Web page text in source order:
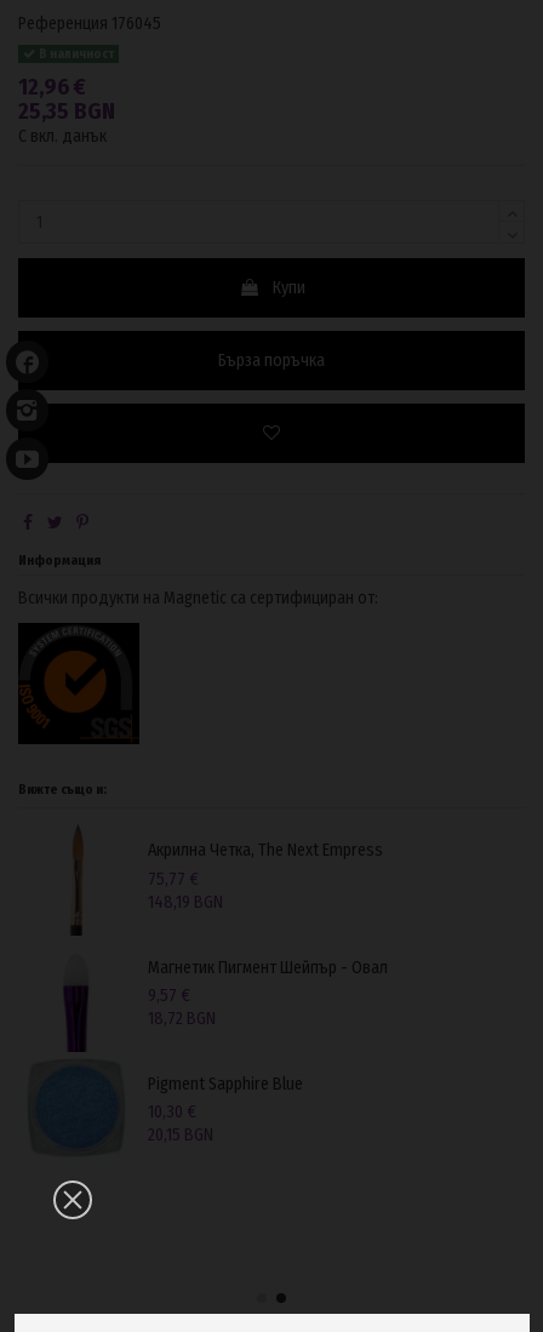
Референция 176045
12,96 €
25,35 BGN
С вкл. данък
Купи
Бърза поръчка
Информация
Всички продукти на Magnetic са сертифициран от:
Вижте също и:
Акрилна Четка, The Next Empress
75,77 €
148,19 BGN
Магнетик Пигмент Шейпър - Овал
9,57 €
18,72 BGN
Pigment Sapphire Blue
10,30 €
20,15 BGN